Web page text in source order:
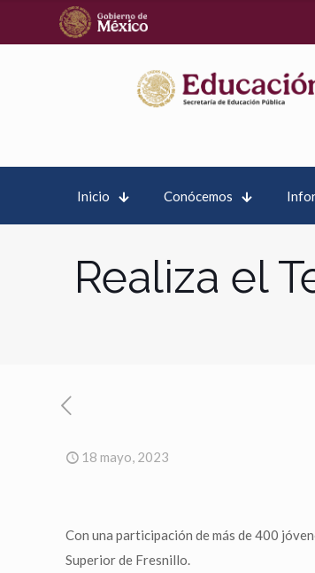
Inicio Conócemos
Realiza el
18 mayo, 2023
Con una participación de más de 400
Superior de Fresnillo.